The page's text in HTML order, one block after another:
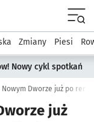
Komunikacja
Zmiany Piesi
Nowy cykl spotkań
Dworze już po
już